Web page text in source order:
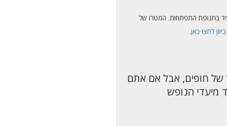
עיר בתנופת התפתחות. המטרו של
לחצו כאן.
של חופים, אבל אם אתם
מיעדי הנופש